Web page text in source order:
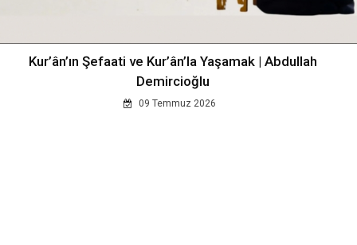
Kur’ân’ın Şefaati ve Kur’ân’la Yaşamak | Abdullah
Demircioğlu
09 Temmuz 2026